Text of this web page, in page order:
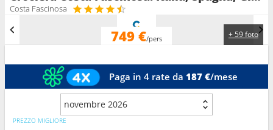
Costa Fascinosa
+ 59 foto
749 €/pers
Paga in 4 rate da 187 €/mese
novembre 2026
PREZZO MIGLIORE
Le nostre destinazioni
Mesi di partenza
Porti Compagnie